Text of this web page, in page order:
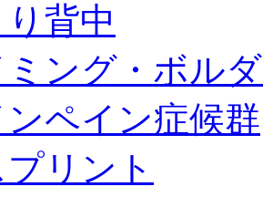
背中
ミング・ボル
ンペイン症候群
リント